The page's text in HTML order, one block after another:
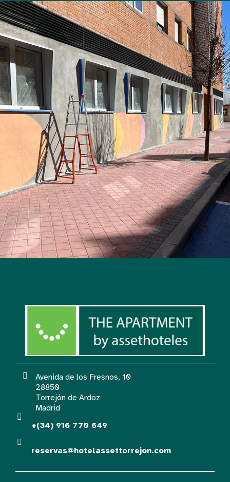
Avenida de los Fresnos, 10
28850
Torrejón de Ardoz
Madrid
+(34) 916 770 649
reservas@hotelassettorrejon.com